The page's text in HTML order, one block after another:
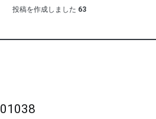
投稿を作成しました 63